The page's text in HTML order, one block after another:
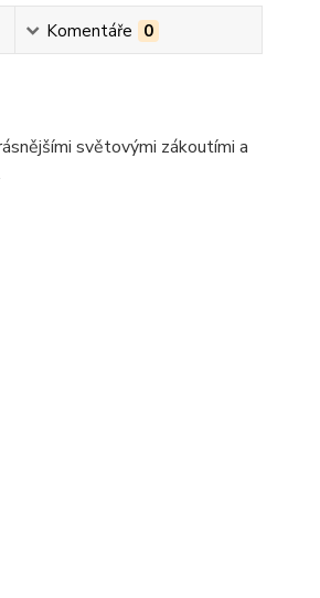
Komentáře 0
světovými zákoutími a